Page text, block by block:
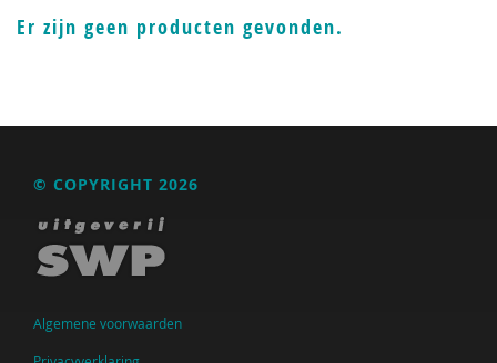
Er zijn geen producten gevonden.
© COPYRIGHT 2026
Algemene voorwaarden